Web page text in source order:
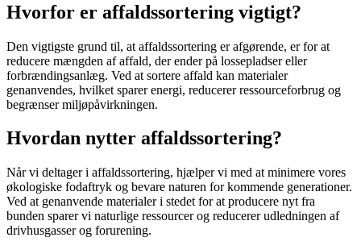
Hvorfor er affaldssortering vigtigt?
Den vigtigste grund til, at affaldssortering er afgørende, er for at
reducere mængden af affald, der ender på lossepladser eller
forbrændingsanlæg. Ved at sortere affald kan materialer
genanvendes, hvilket sparer energi, reducerer ressourceforbrug og
begrænser miljøpåvirkningen.
Hvordan nytter affaldssortering?
Når vi deltager i affaldssortering, hjælper vi med at minimere vores
økologiske fodaftryk og bevare naturen for kommende generationer.
Ved at genanvende materialer i stedet for at producere nyt fra
bunden sparer vi naturlige ressourcer og reducerer udledningen af
drivhusgasser og forurening.